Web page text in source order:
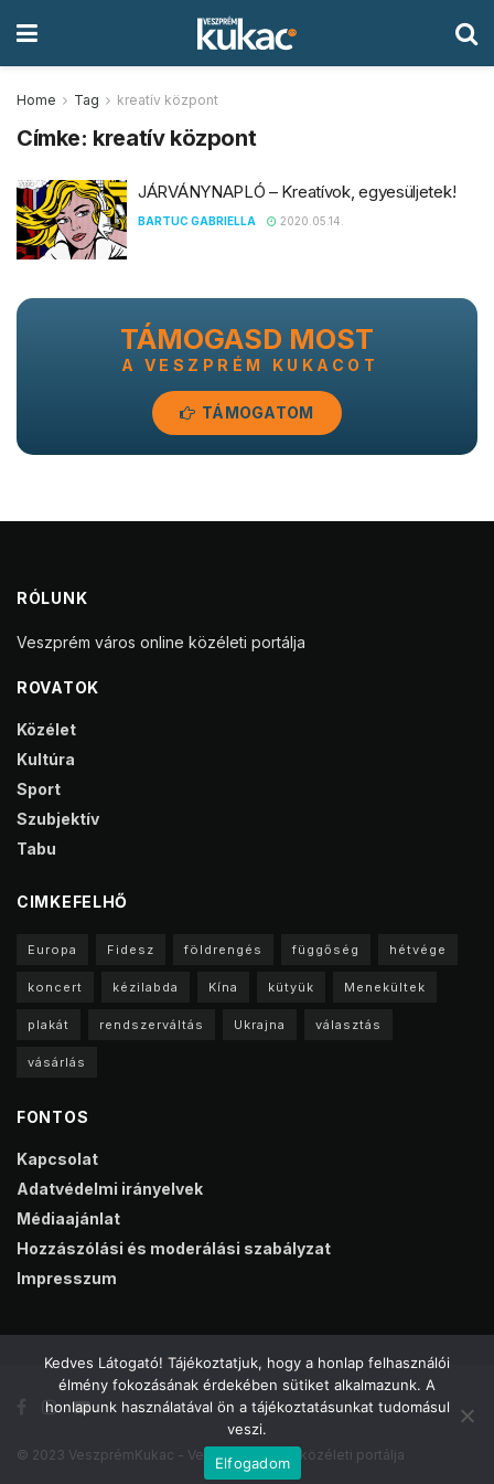
Home Tag kreatív központ
Címke: kreatív központ
JÁRVÁNYNAPLÓ – Kreatívok, egyesüljetek!
BARTUC GABRIELLA 2020.05.14.
TÁMOGASD MOST
A VESZPRÉM KUKACOT
TÁMOGATOM
RÓLUNK
Veszprém város online közéleti portálja
ROVATOK
Közélet
Kultúra
Sport
Szubjektív
Tabu
CIMKEFELHŐ
Europa Fidesz földrengés függőség hétvége
koncert kézilabda Kína kütyük Menekültek
plakát rendszerváltás Ukrajna választás
vásárlás
FONTOS
Kapcsolat
Adatvédelmi irányelvek
Médiaajánlat
Hozzászólási és moderálási szabályzat
Impresszum
© 2023 VeszprémKukac - Veszprém online közéleti portálja
Kedves Látogató! Tájékoztatjuk, hogy a honlap felhasználói
élmény fokozásának érdekében sütiket alkalmazunk. A
honlapunk használatával ön a tájékoztatásunkat tudomásul
veszi.
Elfogadom